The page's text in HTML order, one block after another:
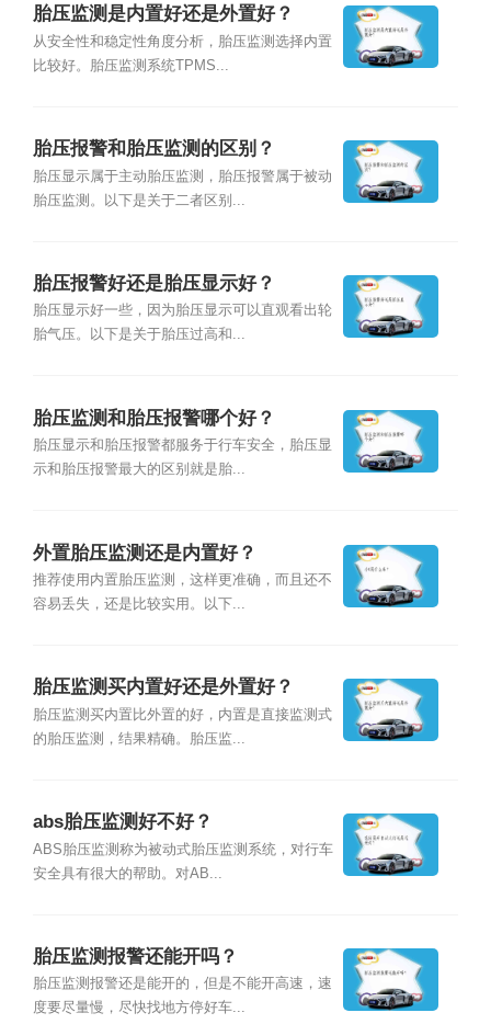
胎压监测是内置好还是外置好？
从安全性和稳定性角度分析，胎压监测选择内置
比较好。胎压监测系统TPMS...
胎压报警和胎压监测的区别？
胎压显示属于主动胎压监测，胎压报警属于被动
胎压监测。以下是关于二者区别...
胎压报警好还是胎压显示好？
胎压显示好一些，因为胎压显示可以直观看出轮
胎气压。以下是关于胎压过高和...
胎压监测和胎压报警哪个好？
胎压显示和胎压报警都服务于行车安全，胎压显
示和胎压报警最大的区别就是胎...
外置胎压监测还是内置好？
推荐使用内置胎压监测，这样更准确，而且还不
容易丢失，还是比较实用。以下...
胎压监测买内置好还是外置好？
胎压监测买内置比外置的好，内置是直接监测式
的胎压监测，结果精确。胎压监...
abs胎压监测好不好？
ABS胎压监测称为被动式胎压监测系统，对行车
安全具有很大的帮助。对AB...
胎压监测报警还能开吗？
胎压监测报警还是能开的，但是不能开高速，速
度要尽量慢，尽快找地方停好车...